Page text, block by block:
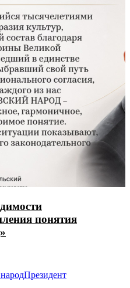
понятия
Президент